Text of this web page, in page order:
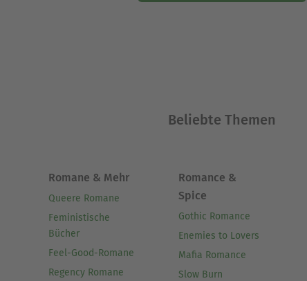
Beliebte Themen
Romane & Mehr
Queere Romane
Feministische
Bücher
Feel-Good-Romane
Regency Romane
Romance &
Spice
Gothic Romance
Enemies to Lovers
Mafia Romance
Slow Burn